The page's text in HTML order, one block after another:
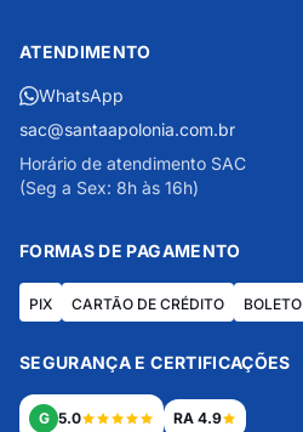
ATENDIMENTO
WhatsApp
sac@santaapolonia.com.br
Horário de atendimento SAC
(Seg a Sex: 8h às 16h)
FORMAS DE PAGAMENTO
PIX CARTÃO DE CRÉDITO BOLETO
SEGURANÇA E CERTIFICAÇÕES
G 5.0 RA 4.9